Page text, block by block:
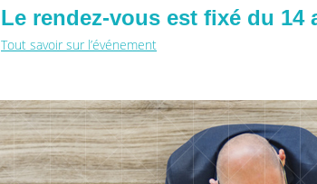
Le rendez-vous est fixé du 14
Tout savoir sur l’événement